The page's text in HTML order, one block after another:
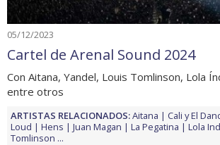
05/12/2023
Cartel de Arenal Sound 2024
Con Aitana, Yandel, Louis Tomlinson, Lola
entre otros
ARTISTAS RELACIONADOS:Aitana Cali y El
Loud
Hens Juan Magan La Pegatina Lola
Tomlinson ...